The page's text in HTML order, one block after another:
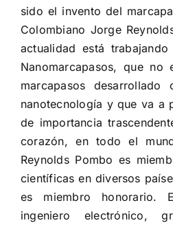
sido el invento del
Colombiano Jorge
actualidad está
Nanomarcapasos, que
marcapasos
nanotecnología y que va a
de importancia
corazón, en todo el
Reynolds Pombo es
científicas en diversos
es miembro honorario.
ingeniero electrónico,